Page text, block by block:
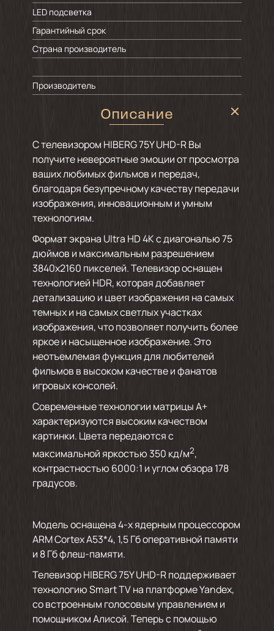
LED подсветка
Гарантийный срок
Страна производитель
Производитель
Описание
С телевизором HIBERG 75Y UHD-R Вы
получите невероятные эмоции от просмотра
ваших любимых фильмов и передач,
благодаря безупречному качеству передачи
изображения, инновационным и умным
технологиям.
Формат экрана Ultra HD 4K с диагональю 75
дюймов и максимальным разрешением
3840х2160 пикселей. Телевизор оснащен
технологией HDR, которая добавляет
детализацию и цвет изображения на самых
темных и на самых светлых участках
изображения, что позволяет получить более
яркое и насыщенное изображение. Это
неотъемлемая функция для любителей
фильмов в высоком качестве и фанатов
игровых консолей.
Современные технологии матрицы А+
характеризуются высоким качеством
картинки. Цвета передаются с
максимальной яркостью 350 кд/м2,
контрастностью 6000:1 и углом обзора 178
градусов.
Модель оснащена 4-х ядерным процессором
ARM Cortex A53*4, 1,5 Гб оперативной памяти
и 8 Гб флеш-памяти.
Телевизор HIBERG 75Y UHD-R поддерживает
технологию Smart TV на платформе Yandex,
со встроенным голосовым управлением и
помощником Алисой. Теперь с помощью